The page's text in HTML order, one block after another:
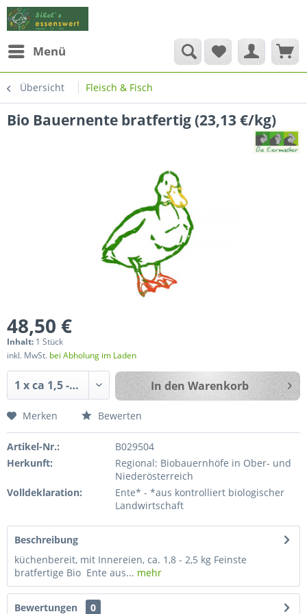
Menü
Übersicht Fleisch & Fisch
Bio Bauernente bratfertig (23,13 €/kg)
48,50 €
Inhalt: 1 Stück
inkl. MwSt. bei Abholung im Laden
In den Warenkorb
Merken Bewerten
Artikel-Nr.:
B029504
Herkunft:
Regional: Biobauernhöfe in Ober- und
Niederösterreich
Volldeklaration:
Ente* - *aus kontrolliert biologischer
Landwirtschaft
Beschreibung
küchenbereit, mit Innereien, ca. 1,8 - 2,5 kg Feinste
bratfertige Bio Ente aus... mehr
Bewertungen 0